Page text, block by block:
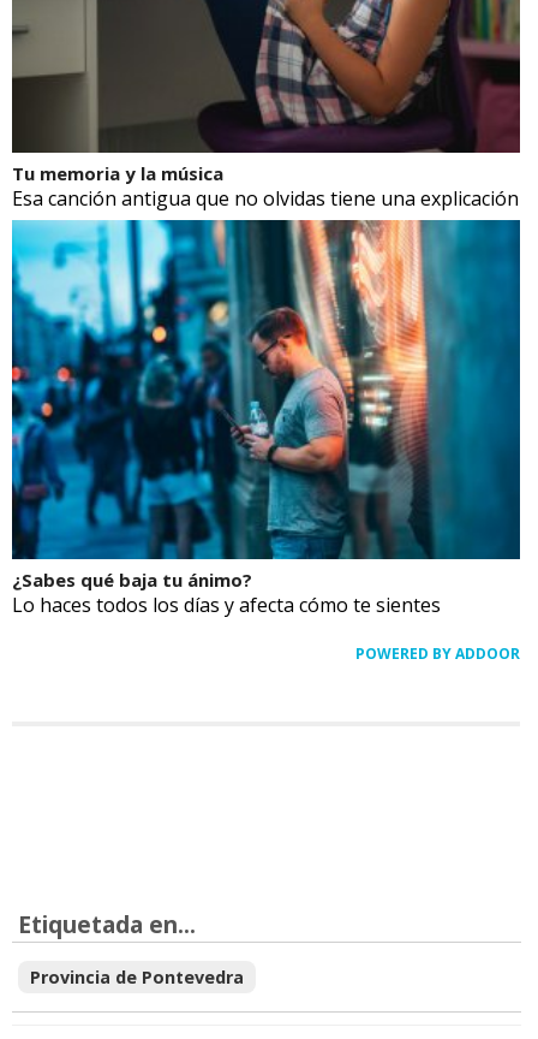
Tu memoria y la música
Esa canción antigua que no olvidas tiene una explicación
¿Sabes qué baja tu ánimo?
Lo haces todos los días y afecta cómo te sientes
POWERED BY ADDOOR
Etiquetada en...
Provincia de Pontevedra